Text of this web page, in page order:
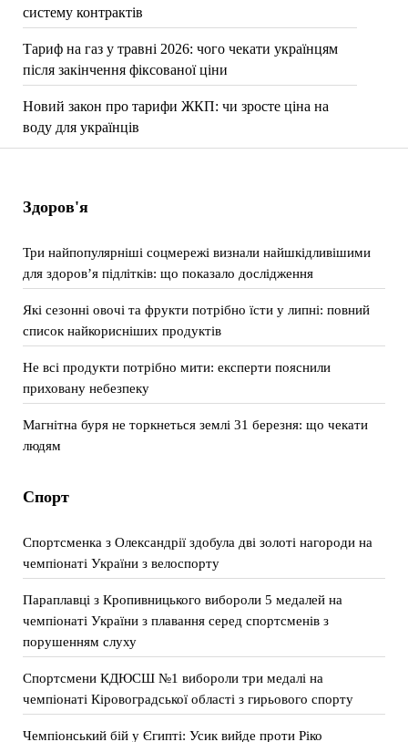
систему контрактів
Тариф на газ у травні 2026: чого чекати українцям
після закінчення фіксованої ціни
Новий закон про тарифи ЖКП: чи зросте ціна на
воду для українців
Здоров'я
Три найпопулярніші соцмережі визнали найшкідливішими
для здоров’я підлітків: що показало дослідження
Які сезонні овочі та фрукти потрібно їсти у липні: повний
список найкорисніших продуктів
Не всі продукти потрібно мити: експерти пояснили
приховану небезпеку
Магнітна буря не торкнеться землі 31 березня: що чекати
людям
Спорт
Спортсменка з Олександрії здобула дві золоті нагороди на
чемпіонаті України з велоспорту
Параплавці з Кропивницького вибороли 5 медалей на
чемпіонаті України з плавання серед спортсменів з
порушенням слуху
Спортсмени КДЮСШ №1 вибороли три медалі на
чемпіонаті Кіровоградської області з гирьового спорту
Чемпіонський бій у Єгипті: Усик вийде проти Ріко